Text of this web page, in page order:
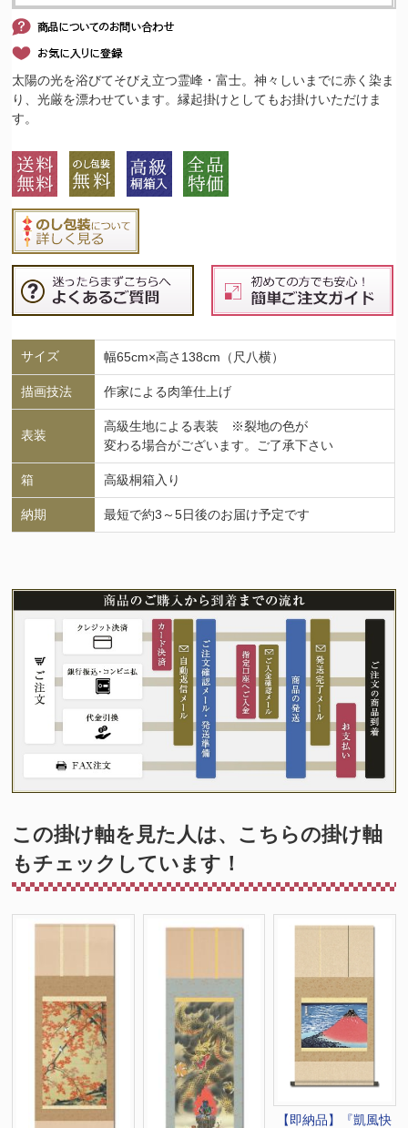
太陽の光を浴びてそびえ立つ霊峰・富士。神々しいまでに赤く染ま
り、光厳を漂わせています。縁起掛けとしてもお掛けいただけま
す。
サイズ 幅65cm×高さ138cm（尺八横）
描画技法 作家による肉筆仕上げ
表装
高級生地による表装 ※裂地の色が
変わる場合がございます。ご了承下さい
箱 高級桐箱入り
納期 最短で約3～5日後のお届け予定です
この掛け軸を見た人は、こちらの掛け軸
もチェックしています！
【即納品】『凱風快